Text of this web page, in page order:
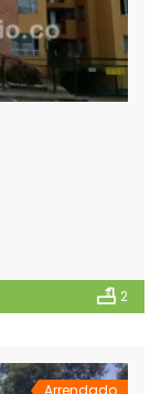
2
Arrendado